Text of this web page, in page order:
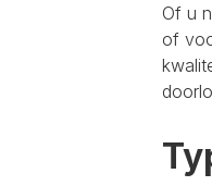
Of u
of